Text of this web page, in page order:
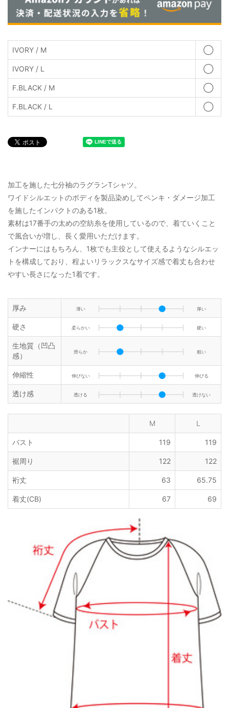
IVORY / M ◯
IVORY / L ◯
F.BLACK / M ◯
F.BLACK / L ◯
加工を施した七分袖のラグランTシャツ。
ワイドシルエットのボディを製品染めしてペンキ・ダメージ加工
を施したインパクトのある1枚。
素材は17番手の太めの空紡糸を使用しているので、着ていくこと
で風合いが増し、長く愛用いただけます。
インナーにはもちろん、1枚でも主役として使えるようなシルエッ
トを構成しており、程よいリラックスなサイズ感で着丈も合わせ
やすい長さになった1着です。
厚み 薄い 厚い
硬さ 柔らかい 硬い
生地質（凹凸
感）
滑らか 粗い
伸縮性 伸びない 伸びる
透け感 透ける 透けない
M L
バスト 119 119
裾周り 122 122
裄丈 63 65.75
着丈(CB) 67 69